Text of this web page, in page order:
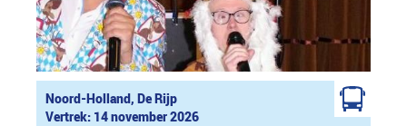
Noord-Holland, De Rijp
Vertrek: 14 november 2026